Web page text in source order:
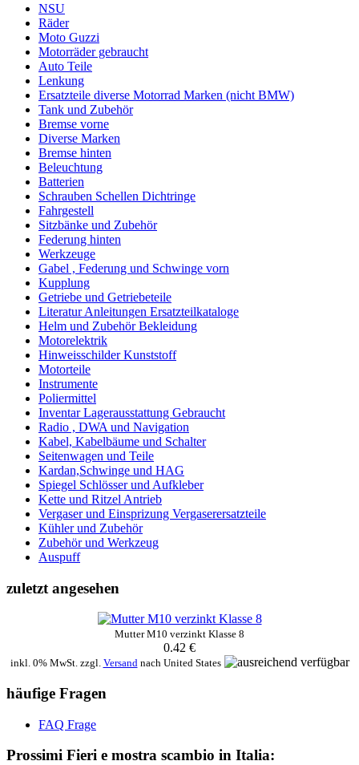
NSU
Räder
Moto Guzzi
Motorräder gebraucht
Auto Teile
Lenkung
Ersatzteile diverse Motorrad Marken (nicht BMW)
Tank und Zubehör
Bremse vorne
Diverse Marken
Bremse hinten
Beleuchtung
Batterien
Schrauben Schellen Dichtringe
Fahrgestell
Sitzbänke und Zubehör
Federung hinten
Werkzeuge
Gabel , Federung und Schwinge vorn
Kupplung
Getriebe und Getriebeteile
Literatur Anleitungen Ersatzteilkataloge
Helm und Zubehör Bekleidung
Motorelektrik
Hinweisschilder Kunststoff
Motorteile
Instrumente
Poliermittel
Inventar Lagerausstattung Gebraucht
Radio , DWA und Navigation
Kabel, Kabelbäume und Schalter
Seitenwagen und Teile
Kardan,Schwinge und HAG
Spiegel Schlösser und Aufkleber
Kette und Ritzel Antrieb
Vergaser und Einsprizung Vergaserersatzteile
Kühler und Zubehör
Zubehör und Werkzeug
Auspuff
zuletzt angesehen
Mutter M10 verzinkt Klasse 8
0.42 €
inkl. 0% MwSt. zzgl. Versandnach United States
häufige Fragen
FAQ Frage
Prossimi Fieri e mostra scambio in Italia: